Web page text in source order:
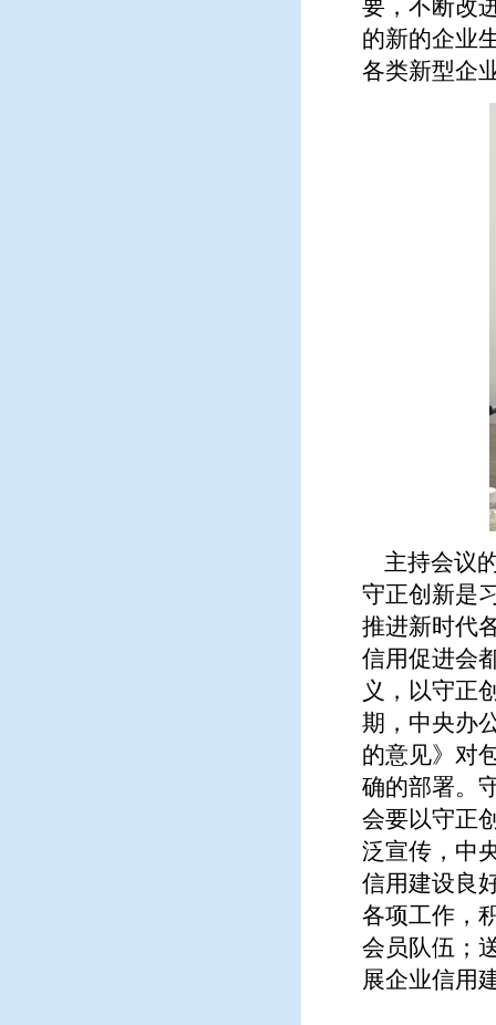
要，不断改
的新的企业
各类新型企
主持会议
守正创新是
推进新时代
信用促进会
义，以守正
期，中央办
的意见》对
确的部署。
会要以守正
泛宣传，中
信用建设良
各项工作，
会员队伍；
展企业信用